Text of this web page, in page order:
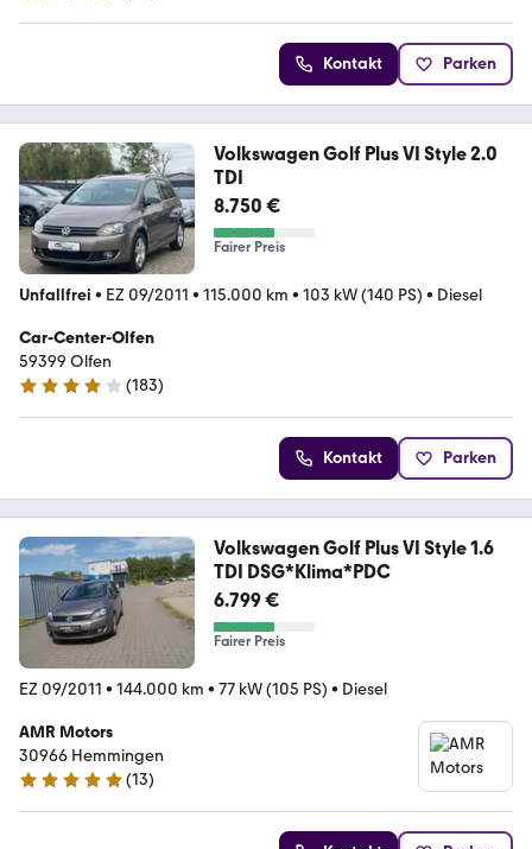
Kontakt Parken
Volkswagen Golf Plus VI Style 2.0
TDI
8.750 €
Fairer Preis
Unfallfrei • EZ 09/2011 • 115.000 km • 103 kW (140 PS) • Diesel
Car-Center-Olfen
59399 Olfen
3.9 Sterne
(183)
Kontakt Parken
Volkswagen Golf Plus VI Style 1.6
TDI DSG*Klima*PDC
6.799 €
Fairer Preis
EZ 09/2011 • 144.000 km • 77 kW (105 PS) • Diesel
AMR Motors
30966 Hemmingen
5 Sterne
(13)